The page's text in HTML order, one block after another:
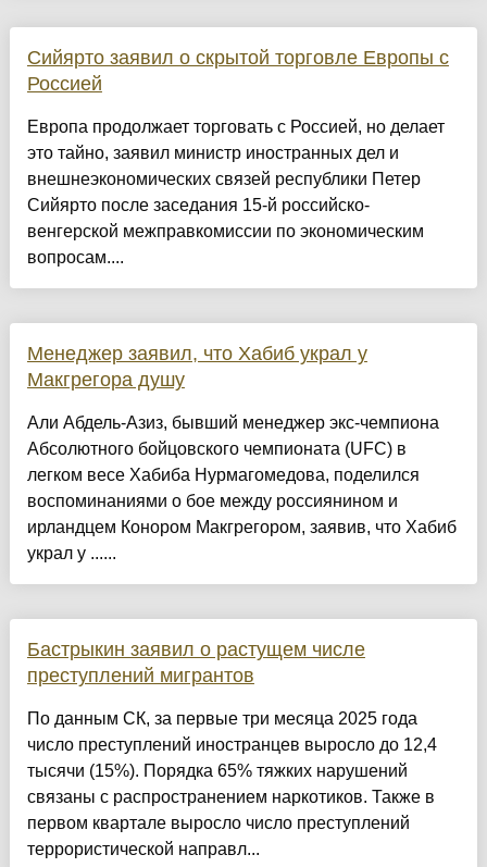
Сийярто заявил о скрытой торговле Европы с
Россией
Европа продолжает торговать с Россией, но делает
это тайно, заявил министр иностранных дел и
внешнеэкономических связей республики Петер
Сийярто после заседания 15-й российско-
венгерской межправкомиссии по экономическим
вопросам....
Менеджер заявил, что Хабиб украл у
Макгрегора душу
Али Абдель-Азиз, бывший менеджер экс-чемпиона
Абсолютного бойцовского чемпионата (UFC) в
легком весе Хабиба Нурмагомедова, поделился
воспоминаниями о бое между россиянином и
ирландцем Конором Макгрегором, заявив, что Хабиб
украл у ......
Бастрыкин заявил о растущем числе
преступлений мигрантов
По данным СК, за первые три месяца 2025 года
число преступлений иностранцев выросло до 12,4
тысячи (15%). Порядка 65% тяжких нарушений
связаны с распространением наркотиков. Также в
первом квартале выросло число преступлений
террористической направл...